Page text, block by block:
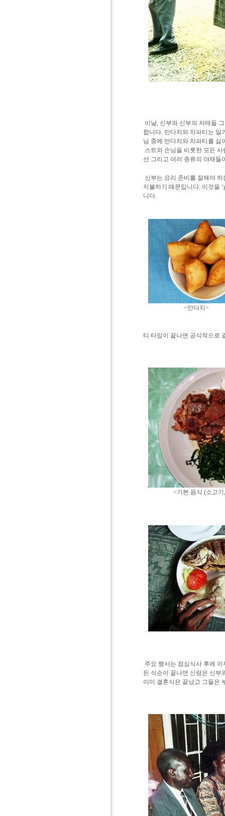
이날, 신부와 신부의 자매들
합니다. 만다지와 차파티는 밀
님 중에 만다지와 차파티를
스트와 손님을 비롯한 모든
선 그리고 여러 종류의 야채들
신부는 요리 준비를 잘해야
지불하기 때문입니다. 이것을
니다.
<만
티 타임이 끝나면 공식적으로
<기본 음식 (소고
주요 행사는 점심식사 후에
든 식순이 끝나면 신랑은 신부
이미 결혼식은 끝났고 그들은